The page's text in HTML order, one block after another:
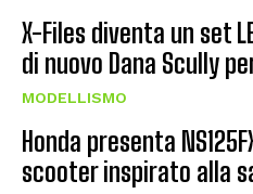
X-Files diventa un set
di nuovo Dana Scully
MODELLISMO
Honda presenta
scooter inspirato alla